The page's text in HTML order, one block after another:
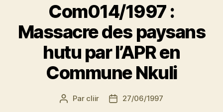
Com014/1997 :
Massacre des paysans
hutu par l’APR en
Commune Nkuli
Auteur
Par cliir
Date27/06/1997